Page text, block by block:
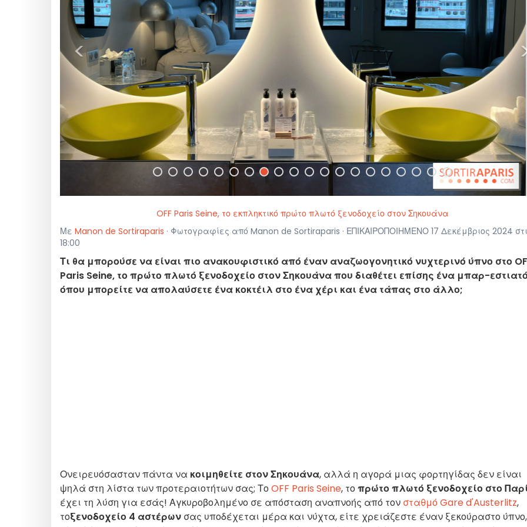
<
OFF Paris Seine, το εκπληκτικό πρώτο πλωτό ξενοδοχείο στον Σηκουάνα
Με Manon de Sortiraparis · Φωτογραφίες από Manon de Sortiraparis · ΕΠΙΚΑΙΡΟΠΟΙΗΜΕΝΟ 17 Δεκέμβριος 2024
18:00
Τι θα μπορούσε να είναι πιο ανακουφιστικό από έναν αναζωογονητικό νυχτερινό ύπνο στο
Paris Seine, το πρώτο πλωτό ξενοδοχείο στον Σηκουάνα που διαθέτει επίσης ένα μπαρ-
όπου μπορείτε να απολαύσετε ένα κοκτέιλ στο ένα χέρι και ένα τάπας στο άλλο;
Ονειρευόσασταν πάντα να κοιμηθείτε στον Σηκουάνα, αλλά η αγορά μιας φορτηγίδας δεν είναι
ψηλά στη λίστα των προτεραιοτήτων σας; ΤοOFF Paris Seine, τοπρώτο πλωτό ξενοδοχείο στο
έχει τη λύση για εσάς! Αγκυροβολημένο σε απόσταση αναπνοής από τον σταθμό Gare d'Austerlitz,
τοξενοδοχείο 4 αστέρων σας υποδέχεται μέρα και νύχτα, είτε χρειάζεστε έναν ξεκούραστο ύπνο,